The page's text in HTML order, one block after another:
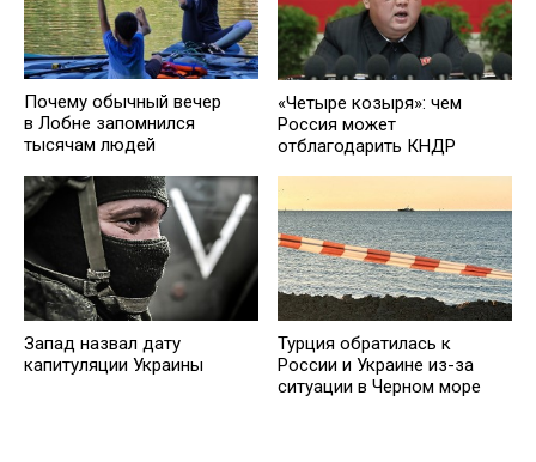
Почему обычный вечер
в Лобне запомнился
тысячам людей
«Четыре козыря»: чем
Россия может
отблагодарить КНДР
Запад назвал дату
капитуляции Украины
Турция обратилась к
России и Украине из-за
ситуации в Черном море